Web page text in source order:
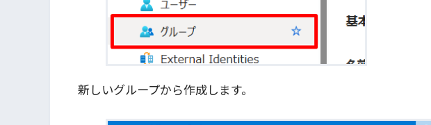
新しいグループから作成します。